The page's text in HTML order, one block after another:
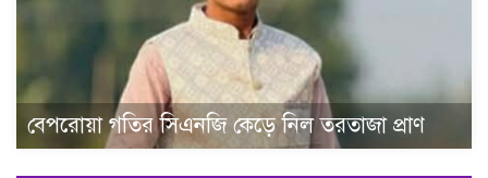
বেপরোয়া গতির সিএনজি কেড়ে নিল তরতাজা প্রাণ